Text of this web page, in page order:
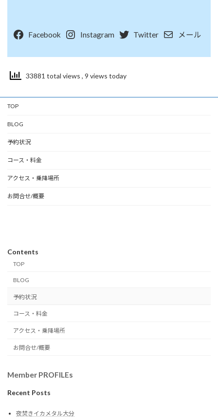
Facebook Instagram Twitter メール
33881 total views , 9 views today
TOP
BLOG
予約状況
コース・料金
アクセス・乗降場所
お問合せ/概要
Contents
TOP
BLOG
予約状況
コース・料金
アクセス・乗降場所
お問合せ/概要
Member PROFILEs
Recent Posts
夜焚きイカメタル大分